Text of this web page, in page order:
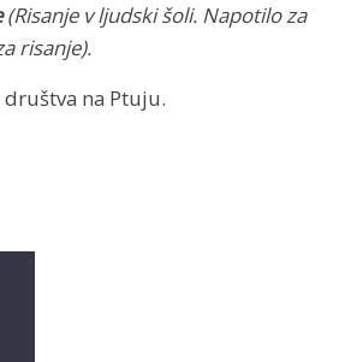
(Risanje v ljudski šoli. Napotilo za
risanje).
na Ptuju.